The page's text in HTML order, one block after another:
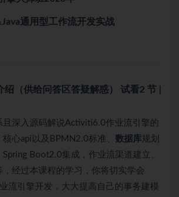
通用型工作流开发实战
绍（供给问答区答疑解惑） 试看2 节 |
且深入源码解说Activiti6.0作业流引擎的
心api以及BPMN2.0标准、 数据库规划
Spring Boot2.0集成，作业流渠道建立、
，经过本课程的学习，你将切实学会
流引擎开发，大大提高自己的事务建模